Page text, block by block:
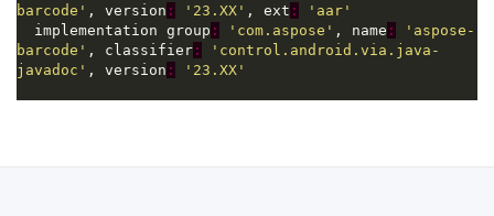
barcode' , version : '23.XX' , ext :
'aar'
  implementation group
: 'com.aspose' , name :
'aspose-
barcode' , classifier :
'control.android.via.java-
javadoc' , version : '23.XX'